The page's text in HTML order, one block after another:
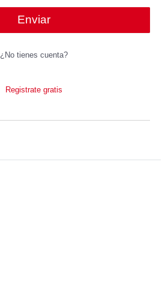
¿No tienes cuenta?
Registrate gratis